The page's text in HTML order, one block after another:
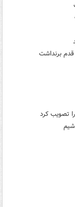
برنداشت
تصویب کرد